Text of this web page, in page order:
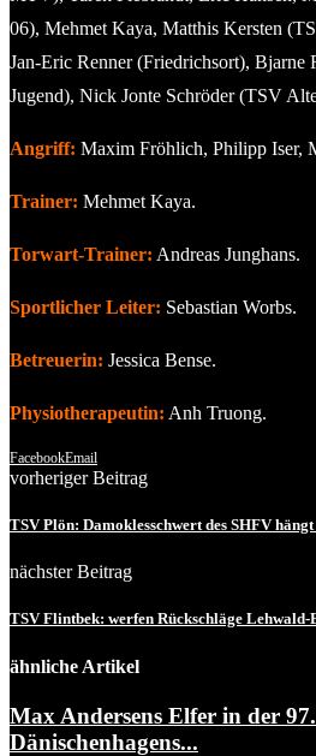
06), Mehmet Kaya, Matthis Kersten
Jan-Eric Renner (Friedrichsort),
Jugend), Nick Jonte Schröder (TSV
Angriff: Maxim Fröhlich, Philipp Iser,
Trainer: Mehmet Kaya.
Torwart-Trainer: Andreas Junghans.
Sportlicher Leiter: Sebastian Worbs.
Betreuerin: Jessica Bense.
Physiotherapeutin: Anh Truong.
FacebookEmail
vorheriger Beitrag
TSV Plön: Damoklesschwert des SHFV
nächster Beitrag
TSV Flintbek: werfen Rückschläge
ähnliche Artikel
Max Andersens Elfer in der
Dänischenhagens...